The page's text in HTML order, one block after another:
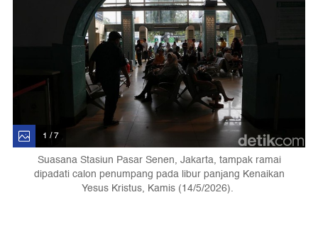
1 / 7
Suasana Stasiun Pasar Senen, Jakarta, tampak ramai
dipadati calon penumpang pada libur panjang Kenaikan
Yesus Kristus, Kamis (14/5/2026).